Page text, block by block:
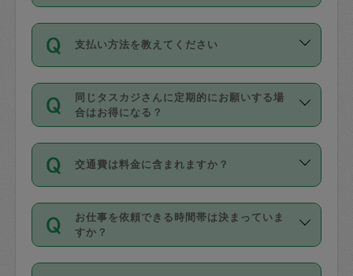
利用ください。機能をご利用いただくに
の上事前申請することが必要です。な
お、3時間を下回っても、値引き等はござ
いません。
11種類の価格帯の中からタスカジさん自
身が価格を選んで設定しています。
タスカジさんの価格設定には最初は制限
があり、レビュー件数、レビューの平均
値、などで除々に設定可能な最高額が上
がっていく仕組みになっています。
支払い方法を教えてください
お支払方法はクレジットカード（Visa／
Master／JCB／AMERICAN EXPRESS／
Diners Club）のみとなります。
を行う際にご入力ください。プロフィー
ル登録時にはご入力いただかなくても大
丈夫です。
デビットカード・プリペイドカード（Vプ
リカ、au WALLETなど）は支払にはご利
同じタスカジさんに定期的にお願いする場
合はお得になる？
依頼には「スポット」と「定期（毎週｜
隔週）」があり、「定期」の依頼は「ス
ポット」よりお得な料金でご利用できま
す。
定期の最低利用回数は設けていない代わ
りに、一定数を超えたキャンセルは有償
交通費は料金に含まれますか？
交通費は依頼料金とは別途発生し、依頼
料金のご請求と合わせてお支払いとなり
ます。交通費の金額は「依頼の詳細」に
お仕事を依頼できる時間帯は決まっていま
すか？
時間帯は3種類あります。いずれも１回あ